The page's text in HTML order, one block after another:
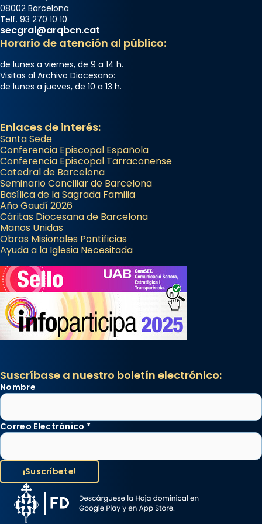
08002 Barcelona
Telf. 93 270 10 10
secgral@arqbcn.cat
Horario de atención al público:
de lunes a viernes, de 9 a 14 h.
Visitas al Archivo Diocesano:
de lunes a jueves, de 10 a 13 h.
Enlaces de interés:
Santa Sede
Conferencia Episcopal Española
Conferencia Episcopal Tarraconense
Catedral de Barcelona
Seminario Conciliar de Barcelona
Basílica de la Sagrada Familia
Año Gaudí 2026
Cáritas Diocesana de Barcelona
Manos Unidas
Obras Misionales Pontificias
Ayuda a la Iglesia Necesitada
Suscríbase a nuestro boletín electrónico:
Nombre
Correo Electrónico *